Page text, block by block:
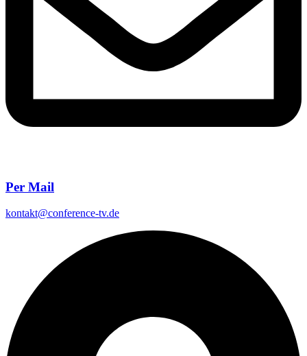
Per Mail
kontakt@conference-tv.de